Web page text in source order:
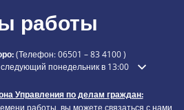
работы
(Телефон:06501 – 83 4100)
дополнительное время открытия или
следующий понедельник в 13:00
Управления по делам граждан:
работы, вы можете связаться с нами